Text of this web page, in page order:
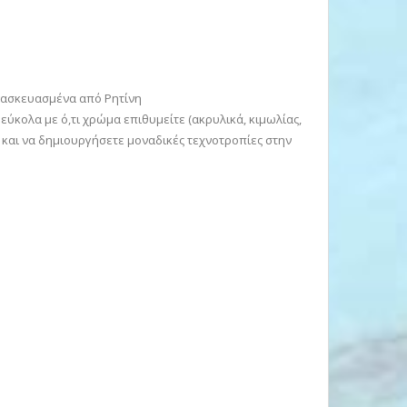
από Ρητίνη
με ό,τι χρώμα επιθυμείτε (ακρυλικά, κιμωλίας,
να δημιουργήσετε μοναδικές τεχνοτροπίες στην